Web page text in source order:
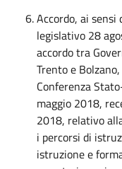
Accordo, ai sensi
legislativo 28
accordo tra
Trento e
Conferenza
maggio 2018,
2018, relativo
i percorsi di
istruzione e